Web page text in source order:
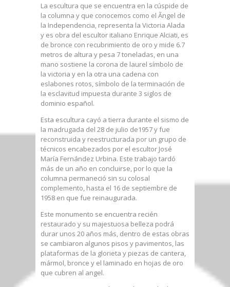
La escultura que se encuentra en la cúspide de
la columna y que conocemos como el Ãngel de
la Independencia, representa la Victoria Alada
y es obra del escultor italiano Enrique Alciati, es
de bronce con recubrimiento de oro y mide 6.7
metros de altura y pesa 7 toneladas, en una
mano sostiene la corona de laurel símbolo de
la victoria y en la otra una cadena con
eslabones rotos, símbolo de la terminación de
la esclavitud impuesta durante 3 siglos de
dominio español.
Esta escultura cayó a tierra durante el sismo de
la madrugada del 28 de julio de1957 y fue
reconstruida y reestructurada por un grupo de
técnicos encabezados por el escultor José
María Fernández Urbina. Este trabajo tardó
más de un año en concluirse, por lo que la
columna permaneció sin su colosal
complemento, hasta el 16 de septiembre de
1958 en que fue reinaugurada.
Este monumento se encuentra recién
restaurado y su majestuosa belleza podrá
durar unos 20 años más, dentro de estas obras
se cambiaron algunos pisos y pavimentos, las
plataformas de la glorieta y piezas de cantera,
mármol, bronce y el laminado en hojas de oro
que cubren al angel.